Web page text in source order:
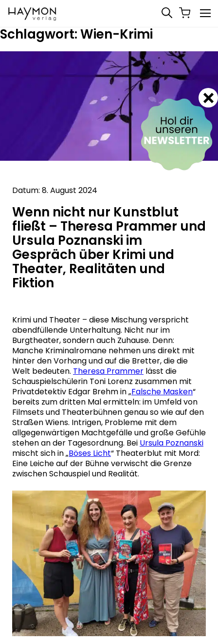
Schlagwort:Wien-Krimi
Datum: 8. August 2024
Wenn nicht nur Kunstblut
fließt – Theresa Prammer und
Ursula Poznanski im
Gespräch über Krimi und
Theater, Realitäten und
Fiktion
Krimi und Theater – diese Mischung verspricht
abendfüllende Unterhaltung. Nicht nur im
Burgtheater, sondern auch Zuhause. Denn:
Manche Kriminalromane nehmen uns direkt mit
hinter den Vorhang und auf die Bretter, die die
Welt bedeuten. Theresa Prammer lässt die
Schauspielschülerin Toni Lorenz zusammen mit
Privatdetektiv Edgar Brehm in „Falsche Masken“
bereits zum dritten Mal ermitteln: im Umfeld von
Filmsets und Theaterbühnen genau so wie auf den
Straßen Wiens. Intrigen, Probleme mit dem
allgegenwärtigen Machtgefälle und große Gefühle
stehen an der Tagesordnung. Bei Ursula Poznanski
mischt sich in „Böses Licht“ Theaterblut mit Mord:
Eine Leiche auf der Bühne verwischt die Grenze
zwischen Schauspiel und Realität.